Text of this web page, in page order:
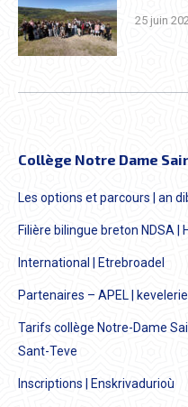
25 juin
Collège Notre Dame
Les options et parcours | an
Filière bilingue breton NDSA
International | Etrebroadel
Partenaires – APEL |
Tarifs collège Notre-Dame
Sant-Teve
Inscriptions | Enskrivadurioù